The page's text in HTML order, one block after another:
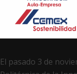
El pasado 3 de